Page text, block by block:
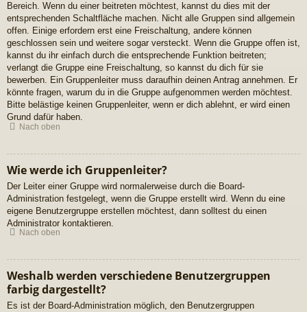
Bereich. Wenn du einer beitreten möchtest, kannst du dies mit der
entsprechenden Schaltfläche machen. Nicht alle Gruppen sind allgemein
offen. Einige erfordern erst eine Freischaltung, andere können
geschlossen sein und weitere sogar versteckt. Wenn die Gruppe offen ist,
kannst du ihr einfach durch die entsprechende Funktion beitreten;
verlangt die Gruppe eine Freischaltung, so kannst du dich für sie
bewerben. Ein Gruppenleiter muss daraufhin deinen Antrag annehmen. Er
könnte fragen, warum du in die Gruppe aufgenommen werden möchtest.
Bitte belästige keinen Gruppenleiter, wenn er dich ablehnt, er wird einen
Grund dafür haben.
Nach oben
Wie werde ich Gruppenleiter?
Der Leiter einer Gruppe wird normalerweise durch die Board-
Administration festgelegt, wenn die Gruppe erstellt wird. Wenn du eine
eigene Benutzergruppe erstellen möchtest, dann solltest du einen
Administrator kontaktieren.
Nach oben
Weshalb werden verschiedene Benutzergruppen
farbig dargestellt?
Es ist der Board-Administration möglich, den Benutzergruppen